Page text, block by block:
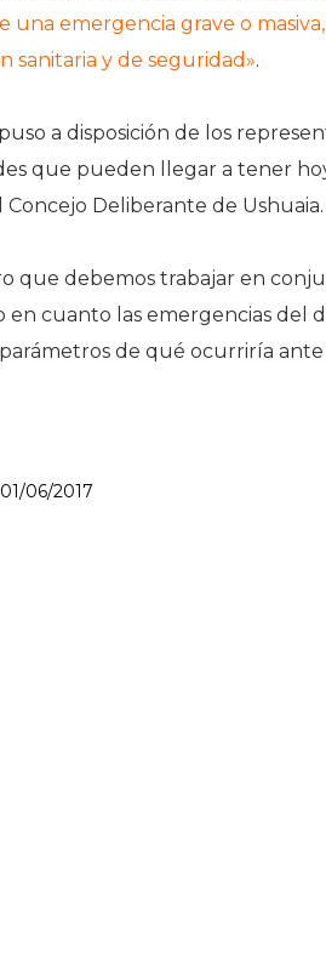
una emergencia grave o
sanitaria y de seguridad».
a disposición de los
que pueden llegar a tener
Concejo Deliberante de Ushuaia.
que debemos trabajar en
en cuanto las emergencias del
de qué ocurriría
06/2017